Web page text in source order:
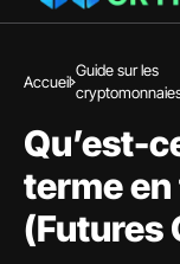
Accueil
Guide sur les
Qu’est-
terme
(Futures